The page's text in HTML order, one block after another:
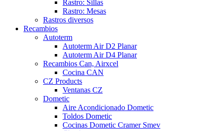
Rastro: Sillas
Rastro: Mesas
Rastros diversos
Recambios
Autoterm
Autoterm Air D2 Planar
Autoterm Air D4 Planar
Recambios Can, Airxcel
Cocina CAN
CZ Products
Ventanas CZ
Dometic
Aire Acondicionado Dometic
Toldos Dometic
Cocinas Dometic Cramer Smev